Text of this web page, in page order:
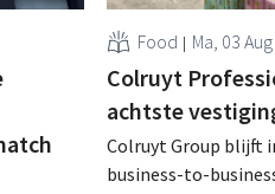
Food Ma, 03
Colruyt
achtste
Colruyt Group blijft
business-to-